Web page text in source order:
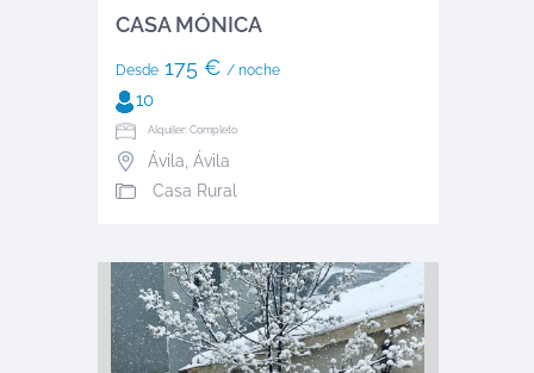
CASA MÓNICA
Desde175 € / noche
10
Alquiler: Completo
Ávila Ávila
Casa Rural